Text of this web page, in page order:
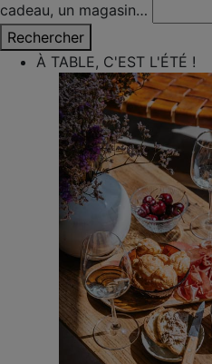
cadeau, un magasin…
Rechercher
À TABLE, C'EST L'ÉTÉ !